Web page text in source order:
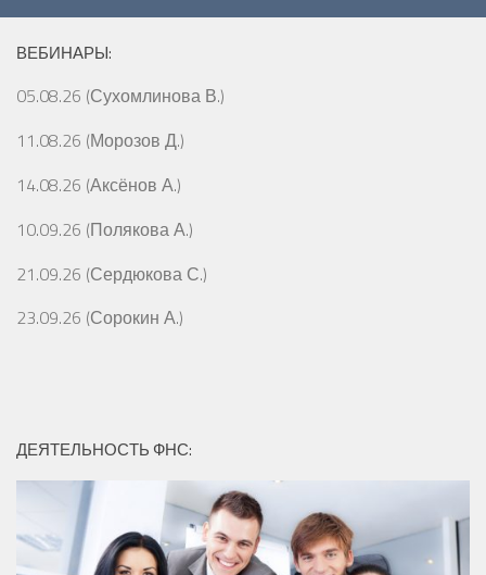
ВЕБИНАРЫ:
05.08.26 (Сухомлинова В.)
11.08.26 (Морозов Д.)
14.08.26 (Аксёнов А.)
10.09.26 (Полякова А.)
21.09.26 (Сердюкова С.)
23.09.26 (Сорокин А.)
ДЕЯТЕЛЬНОСТЬ ФНС: